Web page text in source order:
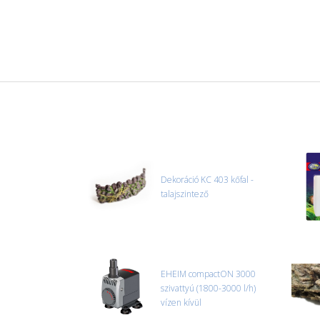
Dekoráció KC 403 kőfal -
talajszintező
EHEIM compactON 3000
szivattyú (1800-3000 l/h)
vízen kívül